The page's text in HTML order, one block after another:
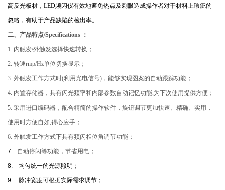
高反光板材，LED频闪仪有效地避免热点及刺眼造成操作者对于材料上瑕疵的
忽略，有助于产品缺陷的检出率。
二、产品特点/Specifications ：
1. 内触发/外触发选择快速转换；
2.转速rmp/Hz单位切换显示；
3.外触发工作方式时(利用光电信号)，能够实现图案的自动跟踪功能；
4. 内置存储器，具有闪光频率和内部参数自动记忆功能,为下次使用提供方便；
5.采用进口编码器，配合精简的操作软件，旋钮调节更加快速、精确、实用，
使用时方便自如,得心应手；
6.外触发工作方式下具有频闪相位角调节功能；
7. 自动停闪等功能，节省用电；
8.均匀统一的光源照明；
9. 脉冲宽度可根据实际需求调节；